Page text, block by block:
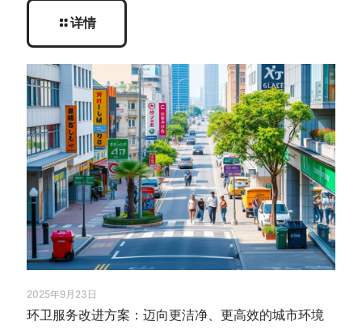
详情
2025年9月23日
环卫服务改进方案：迈向更洁净、更高效的城市环境